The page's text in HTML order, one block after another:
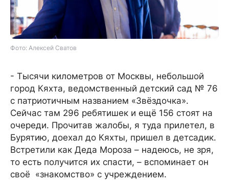
Фото: Алексей Сватов
- Тысячи километров от Москвы, небольшой
город Кяхта, ведомственный детский сад № 76
с патриотичным названием «Звёздочка».
Сейчас там 296 ребятишек и ещё 156 стоят на
очереди. Прочитав жалобы, я туда прилетел, в
Бурятию, доехал до Кяхты, пришел в детсадик.
Встретили как Деда Мороза – надеюсь, не зря,
то есть получится их спасти, – вспоминает он
своё «знакомство» с учреждением.